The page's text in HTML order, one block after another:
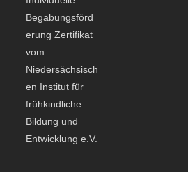
Begabungsförd
erung Zertifikat
vom
Niedersächsisch
en Institut für
frühkindliche
Bildung und
Entwicklung e.V.